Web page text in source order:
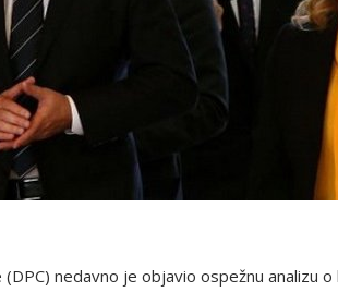
nedavno je objavio ospežnu analizu